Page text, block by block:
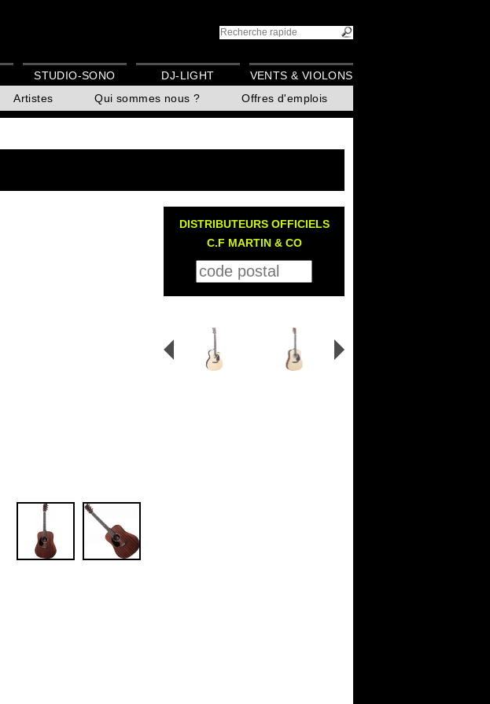
Artistes Qui sommes nous ? Offres d'emplois
STUDIO-SONO DJ-LIGHT VENTS & VIOLONS
DISTRIBUTEURS OFFICIELS
C.F MARTIN & CO